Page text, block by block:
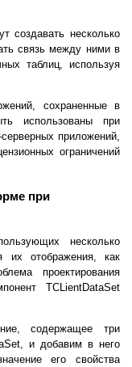
создавать несколько
связь между ними в
таблиц, используя
сохраненные в
использованы при
приложений,
ограничений
при
несколько
отображения, как
проектирования
TCLientDataSet
содержащее три
и добавим в него
его свойства